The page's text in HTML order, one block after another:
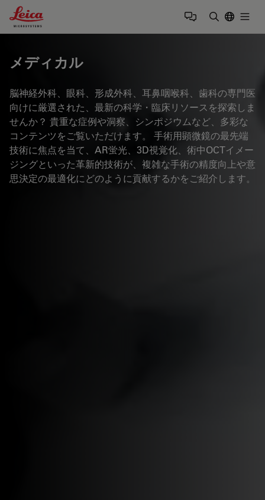
Leica Microsystems Logo
メディカル
脳神経外科、眼科、形成外科、耳鼻咽喉科、歯科の専門医
向けに厳選された、最新の科学・臨床リソースを探索しま
せんか？ 貴重な症例や洞察、シンポジウムなど、多彩な
コンテンツをご覧いただけます。 手術用顕微鏡の最先端
技術に焦点を当て、AR蛍光、3D視覚化、術中OCTイメー
ジングといった革新的技術が、複雑な手術の精度向上や意
思決定の最適化にどのように貢献するかをご紹介します。